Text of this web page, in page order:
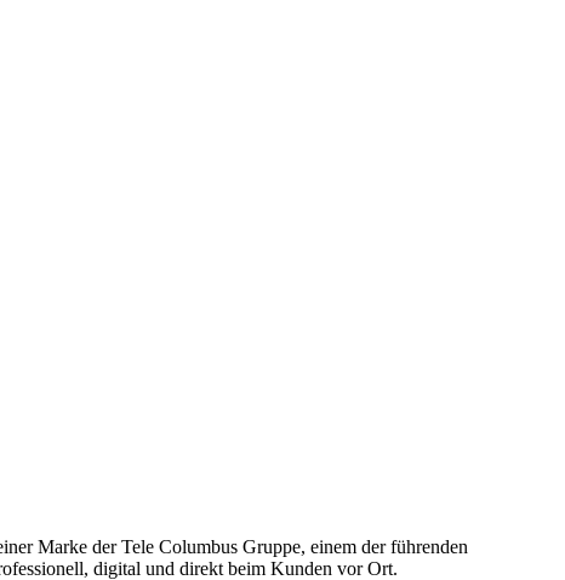
Marke der Tele Columbus Gruppe, einem der führenden
digital und direkt beim Kunden vor Ort.